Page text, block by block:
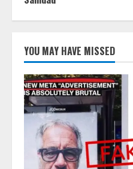
YOU MAY HAVE MISSED